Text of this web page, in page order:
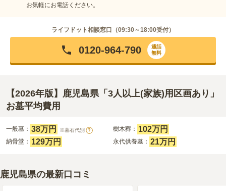
お気軽にお電話ください。
ライフドット相談窓口（09:30～18:00受付）
0120-964-790
通話
無料
【2026年版】鹿児島県「3人以上(家族)用区画あり」
お墓平均費用
一般墓： 38万円 ※墓石代別 ? 樹木葬： 102万円
納骨堂： 129万円 永代供養墓： 21万円
鹿児島県の最新口コミ